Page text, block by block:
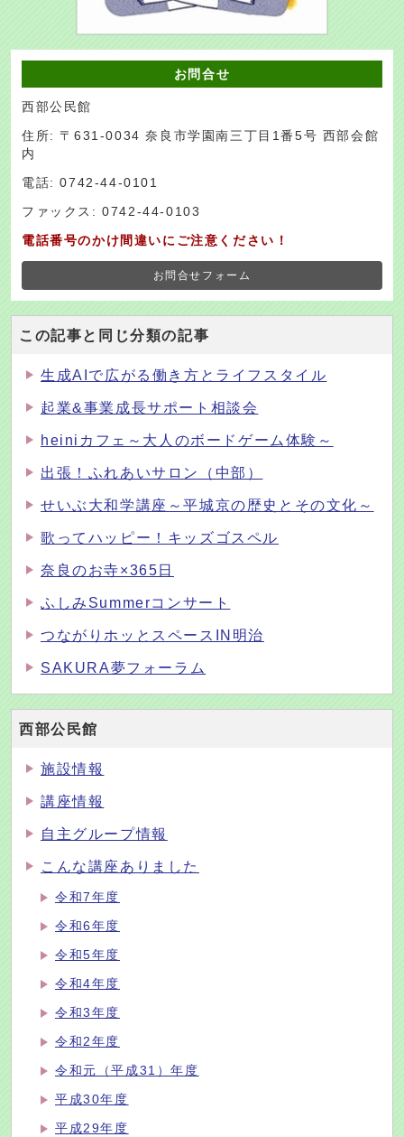
お問合せ
西部公民館
住所: 〒631-0034 奈良市学園南三丁目1番5号 西部会館
内
電話: 0742-44-0101
ファックス: 0742-44-0103
電話番号のかけ間違いにご注意ください！
お問合せフォーム
この記事と同じ分類の記事
生成AIで広がる働き方とライフスタイル
起業&事業成長サポート相談会
heiniカフェ～大人のボードゲーム体験～
出張！ふれあいサロン（中部）
せいぶ大和学講座～平城京の歴史とその文化～
歌ってハッピー！キッズゴスペル
奈良のお寺×365日
ふしみSummerコンサート
つながりホッとスペースIN明治
SAKURA夢フォーラム
西部公民館
施設情報
講座情報
自主グループ情報
こんな講座ありました
令和7年度
令和6年度
令和5年度
令和4年度
令和3年度
令和2年度
令和元（平成31）年度
平成30年度
平成29年度